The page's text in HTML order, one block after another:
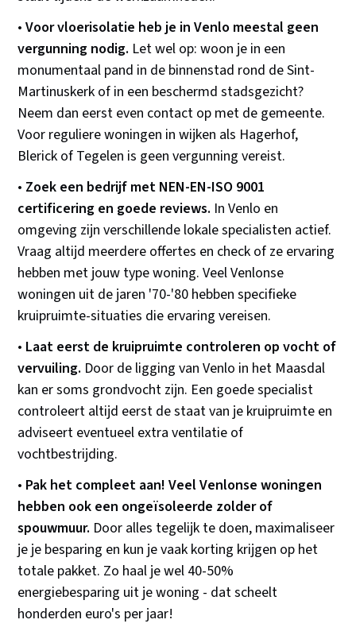
•Voor vloerisolatie heb je in Venlo meestal geen
vergunning nodig. Let wel op: woon je in een
monumentaal pand in de binnenstad rond de Sint-
Martinuskerk of in een beschermd stadsgezicht?
Neem dan eerst even contact op met de gemeente.
Voor reguliere woningen in wijken als Hagerhof,
Blerick of Tegelen is geen vergunning vereist.
• Zoek een bedrijf met NEN-EN-ISO 9001
certificering en goede reviews. In Venlo en
omgeving zijn verschillende lokale specialisten actief.
Vraag altijd meerdere offertes en check of ze ervaring
hebben met jouw type woning. Veel Venlonse
woningen uit de jaren '70-'80 hebben specifieke
kruipruimte-situaties die ervaring vereisen.
• Laat eerst de kruipruimte controleren op vocht of
vervuiling. Door de ligging van Venlo in het Maasdal
kan er soms grondvocht zijn. Een goede specialist
controleert altijd eerst de staat van je kruipruimte en
adviseert eventueel extra ventilatie of
vochtbestrijding.
• Pak het compleet aan! Veel Venlonse woningen
hebben ook een ongeïsoleerde zolder of
spouwmuur. Door alles tegelijk te doen, maximaliseer
je je besparing en kun je vaak korting krijgen op het
totale pakket. Zo haal je wel 40-50%
energiebesparing uit je woning - dat scheelt
honderden euro's per jaar!